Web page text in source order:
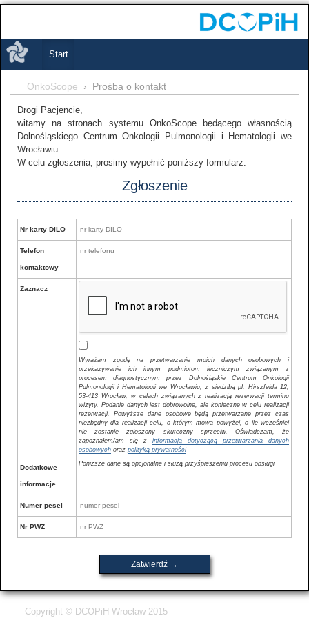
Start
OnkoScope Prośba o kontakt
Drogi Pacjencie,
witamy na stronach systemu OnkoScope będącego własnością
Dolnośląskiego Centrum Onkologii Pulmonologii i Hematologii we
Wrocławiu.
W celu zgłoszenia, prosimy wypełnić poniższy formularz.
Zgłoszenie
Nr karty DILO
Telefon
kontaktowy
Zaznacz
Wyrażam zgodę na przetwarzanie moich danych osobowych i
przekazywanie ich innym podmiotom leczniczym związanym z
procesem diagnostycznym przez Dolnośląskie Centrum Onkologii
Pulmonologii i Hematologii we Wrocławiu, z siedzibą pl. Hirszfelda 12,
53-413 Wrocław, w celach związanych z realizacją rezerwacji terminu
wizyty. Podanie danych jest dobrowolne, ale konieczne w celu realizacji
rezerwacji. Powyższe dane osobowe będą przetwarzane przez czas
niezbędny dla realizacji celu, o którym mowa powyżej, o ile wcześniej
nie zostanie zgłoszony skuteczny sprzeciw. Oświadczam, że
zapoznałem/am się z informacją dotyczącą przetwarzania danych
osobowych orazpolityką prywatności
Dodatkowe
informacje
Poniższe dane są opcjonalne i służą przyśpieszeniu procesu obsługi
Numer pesel
Nr PWZ
Copyright © DCOPiH Wrocław 2015